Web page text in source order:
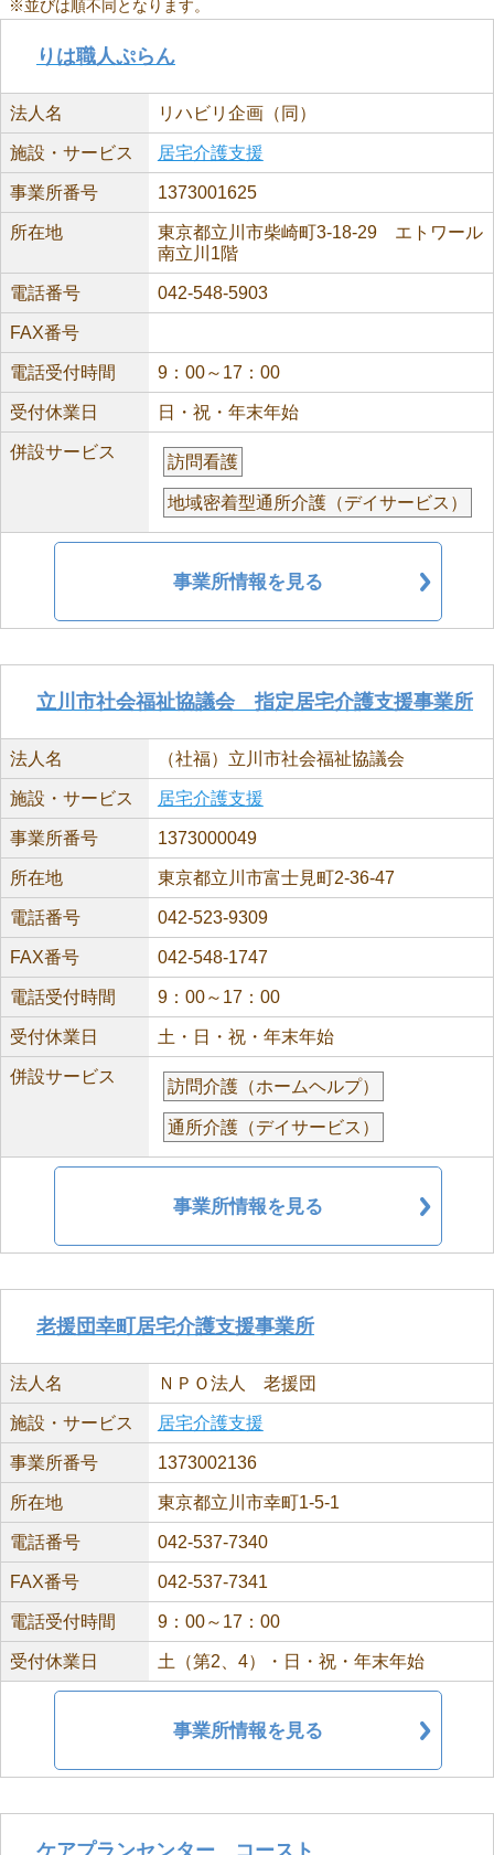
※並びは順不同となります。
りは職人ぷらん
法人名 リハビリ企画（同）
施設・サービス 居宅介護支援
事業所番号 1373001625
所在地
東京都立川市柴崎町3-18-29 エトワール
南立川1階
電話番号 042-548-5903
FAX番号
電話受付時間 9：00～17：00
受付休業日 日・祝・年末年始
併設サービス
訪問看護
地域密着型通所介護（デイサービス）
事業所情報を見る
立川市社会福祉協議会 指定居宅介護支援事業所
法人名 （社福）立川市社会福祉協議会
施設・サービス 居宅介護支援
事業所番号 1373000049
所在地 東京都立川市富士見町2-36-47
電話番号 042-523-9309
FAX番号 042-548-1747
電話受付時間 9：00～17：00
受付休業日 土・日・祝・年末年始
併設サービス
訪問介護（ホームヘルプ）
通所介護（デイサービス）
事業所情報を見る
老援団幸町居宅介護支援事業所
法人名 ＮＰＯ法人 老援団
施設・サービス 居宅介護支援
事業所番号 1373002136
所在地 東京都立川市幸町1-5-1
電話番号 042-537-7340
FAX番号 042-537-7341
電話受付時間 9：00～17：00
受付休業日 土（第2、4）・日・祝・年末年始
事業所情報を見る
ケアプランセンター コースト